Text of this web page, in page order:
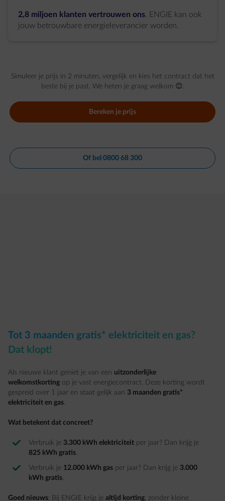
2,8 miljoen klanten vertrouwen ons . ENGIE kan ook
jouw betrouwbare energieleverancier worden.
Simuleer je prijs in 2 minuten, vergelijk en kies het contract dat het
beste bij je past. We heten je graag welkom 😊.
Bereken je prijs
Of bel 0800 68 300
Tot 3 maanden gratis* elektriciteit en gas?
Dat klopt!
Als nieuwe klant geniet je van een uitzonderlijke
welkomstkorting op je vast energiecontract. Deze korting wordt
gespreid over 1 jaar en staat gelijk aan 3 maanden gratis*
elektriciteit en gas.
Wat betekent dat concreet?
Verbruik je 3.300 kWh elektriciteit per jaar? Dan krijg je
825 kWh gratis.
Verbruik je 12.000 kWh gas per jaar? Dan krijg je 3.000
kWh gratis.
Goed nieuws: Bij ENGIE krijg je altijd korting, zonder kleine